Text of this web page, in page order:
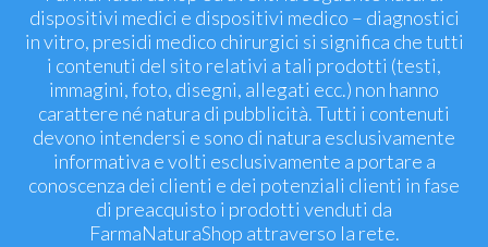
dispositivi medici e dispositivi medico – diagnostici
in vitro, presidi medico chirurgici si significa che tutti
i contenuti del sito relativi a tali prodotti (testi,
immagini, foto, disegni, allegati ecc.) non hanno
carattere né natura di pubblicità. Tutti i contenuti
devono intendersi e sono di natura esclusivamente
informativa e volti esclusivamente a portare a
conoscenza dei clienti e dei potenziali clienti in fase
di preacquisto i prodotti venduti da
FarmaNaturaShop attraverso la rete.